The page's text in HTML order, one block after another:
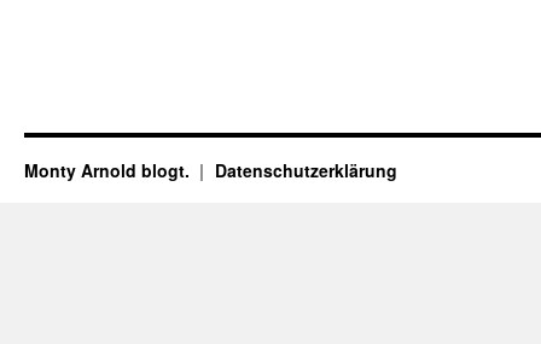
Monty Arnold blogt. Datenschutz­erklärung